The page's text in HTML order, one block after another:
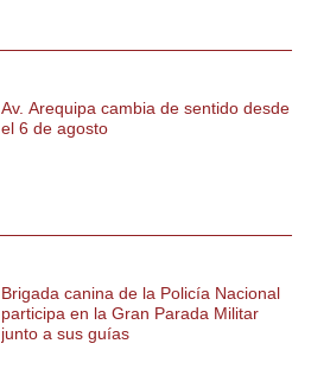
Av. Arequipa cambia de sentido desde
el 6 de agosto
Brigada canina de la Policía Nacional
participa en la Gran Parada Militar
junto a sus guías